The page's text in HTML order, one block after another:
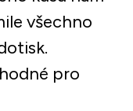
všechno
pro